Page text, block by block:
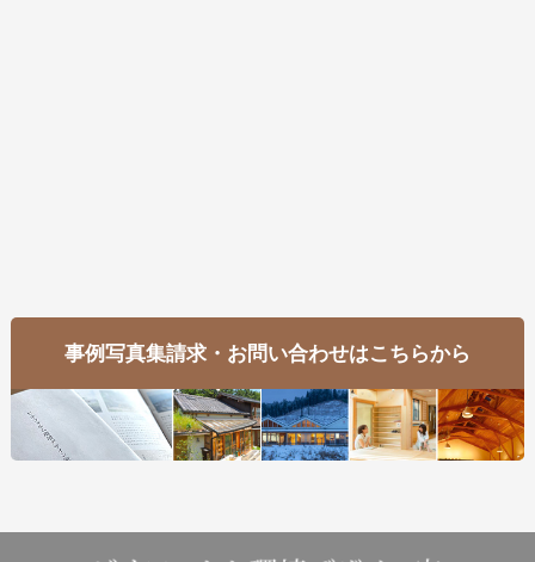
事例写真集請求・お問い合わせはこちらから